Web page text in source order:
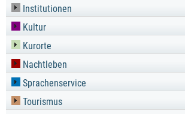
Institutionen
Kultur
Kurorte
Nachtleben
Sprachenservice
Tourismus